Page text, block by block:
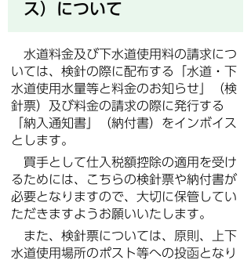
ス）について
水道料金及び下水道使用料の請求につ
いては、検針の際に配布する「水道・下
水道使用水量等と料金のお知らせ」（検
針票）及び料金の請求の際に発行する
「納入通知書」（納付書）をインボイス
とします。
買手として仕入税額控除の適用を受け
るためには、こちらの検針票や納付書が
必要となりますので、大切に保管してい
ただきますようお願いいたします。
また、検針票については、原則、上下
水道使用場所のポスト等への投函となり